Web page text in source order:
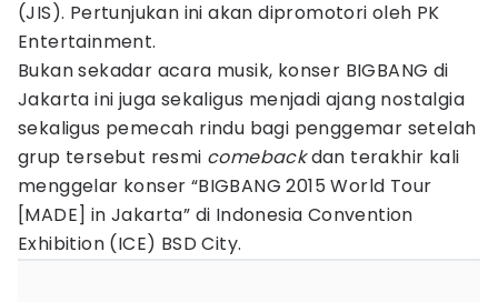
(JIS). Pertunjukan ini akan dipromotori oleh PK
Entertainment.
Bukan sekadar acara musik, konser BIGBANG di
Jakarta ini juga sekaligus menjadi ajang nostalgia
sekaligus pemecah rindu bagi penggemar setelah
grup tersebut resmi comebackdan terakhir kali
menggelar konser “BIGBANG 2015 World Tour
[MADE] in Jakarta” di Indonesia Convention
Exhibition (ICE) BSD City.